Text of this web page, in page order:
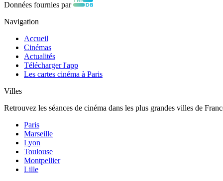
Données fournies par
Navigation
Accueil
Cinémas
Actualités
Télécharger l'app
Les cartes cinéma à Paris
Villes
Retrouvez les séances de cinéma dans les plus grandes villes de
Paris
Marseille
Lyon
Toulouse
Montpellier
Lille